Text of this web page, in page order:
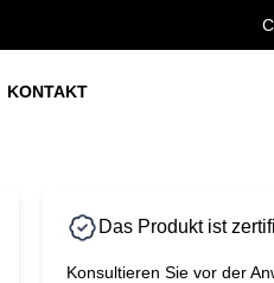
KONTAKT
Das Produkt ist
Konsultieren Sie vor der